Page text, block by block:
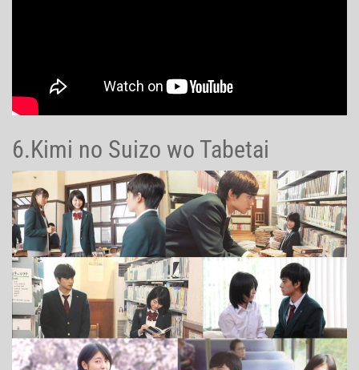
6.Kimi no Suizo wo Tabetai